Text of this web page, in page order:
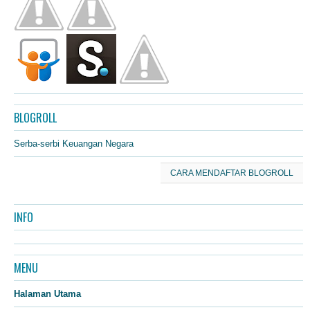
BLOGROLL
Serba-serbi Keuangan Negara
CARA MENDAFTAR BLOGROLL
INFO
MENU
Halaman Utama